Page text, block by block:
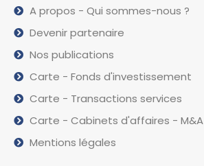
A propos - Qui sommes-nous ?
Devenir partenaire
Nos publications
Carte - Fonds d'investissement
Carte - Transactions services
Carte - Cabinets d'affaires - M&A
Mentions légales